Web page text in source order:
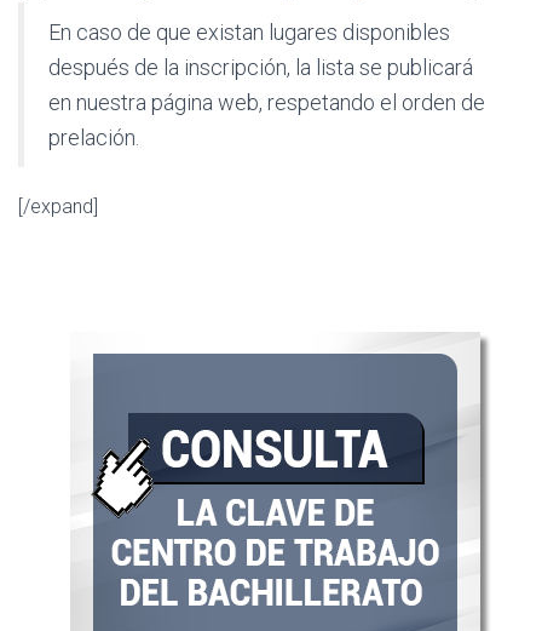
En caso de que existan lugares disponibles
después de la inscripción, la lista se publicará
en nuestra página web, respetando el orden de
prelación.
[/expand]